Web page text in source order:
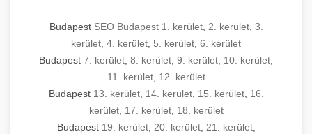
Budapest SEO Budapest 1. kerület, 2. kerület, 3.
kerület, 4. kerület, 5. kerület, 6. kerület
Budapest 7. kerület, 8. kerület, 9. kerület, 10. kerület,
11. kerület, 12. kerület
Budapest 13. kerület, 14. kerület, 15. kerület, 16.
kerület, 17. kerület, 18. kerület
Budapest 19. kerület, 20. kerület, 21. kerület,